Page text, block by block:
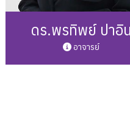
ดร.พรทิพย์ ปาอิน
อาจารย์